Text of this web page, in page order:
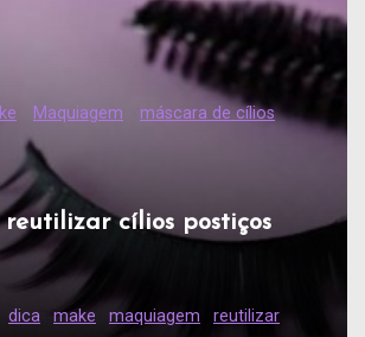
Maquiagem máscara de cílios
cílios postiços
dica make maquiagem reutilizar